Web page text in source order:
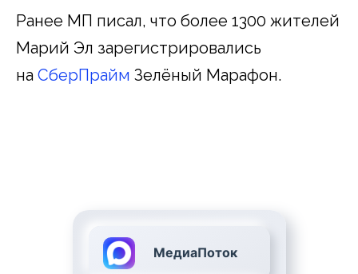
Ранее МП писал, что более 1300 жителей
Марий Эл зарегистрировались
на СберПрайм Зелёный Марафон.
МедиаПоток